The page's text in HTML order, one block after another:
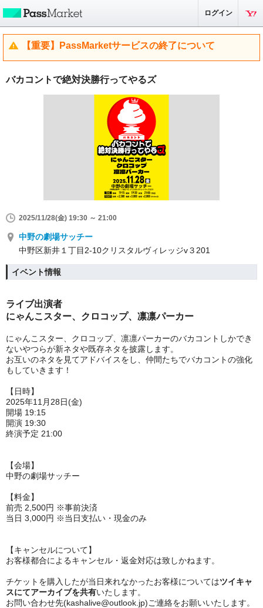
ログイン
【重要】PassMarketサービスの終了について
バカコントで絶対決勝行ってやるズ
2025/11/28(金) 19:30 ～ 21:00
中野の劇場サッチー
中野区新井１丁目2-10クリスタルヴィレッジv３201
イベント情報
ライブ出演者
にゃんこスター、クロコップ、凛凛パーカー
にゃんこスター、クロコップ、凛凛パーカーのバカコントしかでき
ないやつらが新ネタや既存ネタを披露します。
お互いのネタを見てアドバイスをし、仲間たちでバカコントの強化
もしていきます！
【日時】
2025年11月28日(金)
開場 19:15
開演 19:30
終演予定 21:00
【会場】
中野の劇場サッチー
【料金】
前売 2,500円 ※事前決済
当日 3,000円 ※当日支払い・現金のみ
【キャンセルについて】
お客様都合によるキャンセル・返金対応は致しかねます。
チケットを購入したが当日来れなかったお客様についてはツイキャ
スにてアーカイブを共有いたします。
お問い合わせ先(kashalive@outlook.jp)ご連絡をお願いいたします。